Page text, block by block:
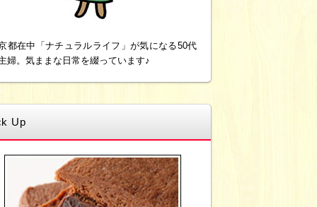
都在中「ナチュラルライフ」が気になる50代
婦。気ままな日常を綴っています♪
Up